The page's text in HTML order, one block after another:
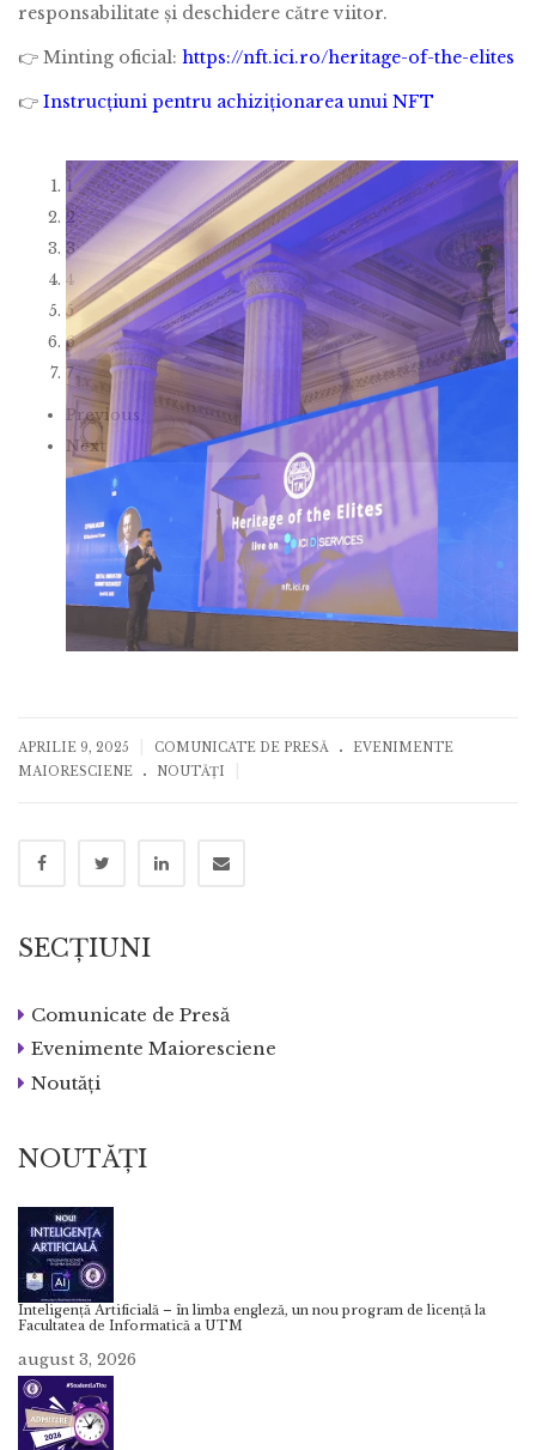
responsabilitate și deschidere către viitor.
👉 Minting oficial: https://nft.ici.ro/heritage-of-the-elites
👉 Instrucțiuni pentru achiziționarea unui NFT
1
2
3
4
5
6
7
Previous
Next
SECȚIUNI
Comunicate de Presă
Evenimente Maioresciene
Noutăți